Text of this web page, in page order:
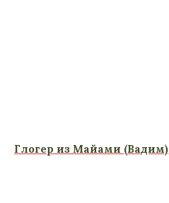
Глогер из Майами (Вадим)